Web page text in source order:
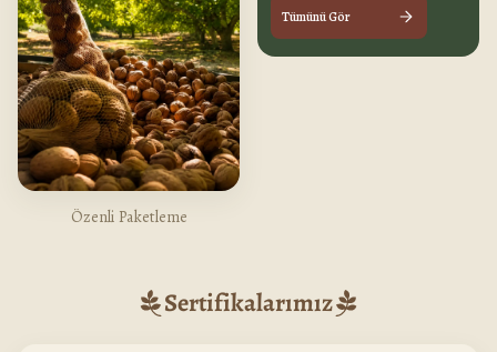
Özenli Paketleme
Tümünü Gör
Sertifikalarımız